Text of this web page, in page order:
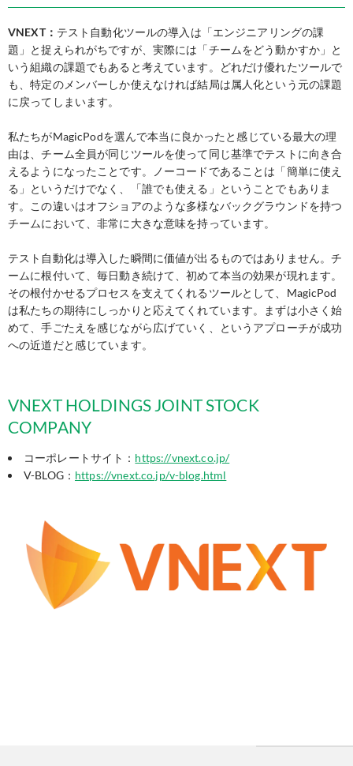
VNEXT： テスト自動化ツールの導入は「エンジニアリングの課
題」と捉えられがちですが、実際には「チームをどう動かすか」と
いう組織の課題でもあると考えています。どれだけ優れたツールで
も、特定のメンバーしか使えなければ結局は属人化という元の課題
に戻ってしまいます。
私たちがMagicPodを選んで本当に良かったと感じている最大の理
由は、チーム全員が同じツールを使って同じ基準でテストに向き合
えるようになったことです。ノーコードであることは「簡単に使え
る」というだけでなく、「誰でも使える」ということでもありま
す。この違いはオフショアのような多様なバックグラウンドを持つ
チームにおいて、非常に大きな意味を持っています。
テスト自動化は導入した瞬間に価値が出るものではありません。チ
ームに根付いて、毎日動き続けて、初めて本当の効果が現れます。
その根付かせるプロセスを支えてくれるツールとして、MagicPod
は私たちの期待にしっかりと応えてくれています。まずは小さく始
めて、手ごたえを感じながら広げていく、というアプローチが成功
への近道だと感じています。
VNEXT HOLDINGS JOINT STOCK
COMPANY
コーポレートサイト： https://vnext.co.jp/
V-BLOG： https://vnext.co.jp/v-blog.html